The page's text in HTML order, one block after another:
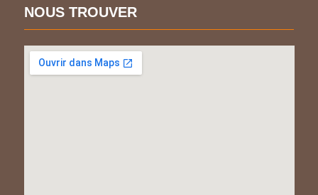
NOUS TROUVER